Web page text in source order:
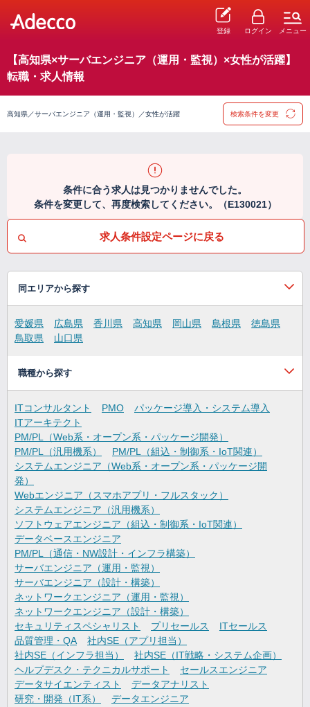
登録 ログイン メニュー
【高知県×サーバエンジニア（運用・監視）×女性が活躍】
転職・求人情報
高知県／サーバエンジニア（運用・監視）／女性が活躍 検索条件を変更
条件に合う求人は見つかりませんでした。
条件を変更して、再度検索してください。（E130021）
求人条件設定ページに戻る
同エリアから探す
愛媛県 広島県 香川県 高知県 岡山県 島根県
徳島県
鳥取県
山口県
職種から探す
ITコンサルタント PMO
パッケージ導入・システム導入
ITアーキテクト
PM/PL（Web系・オープン系・パッケージ開発）
PM/PL（汎用機系）
PM/PL（組込・制御系・IoT関連）
システムエンジニア（Web系・オープン系・パッケージ開
発）
Webエンジニア（スマホアプリ・フルスタック）
システムエンジニア（汎用機系）
ソフトウェアエンジニア（組込・制御系・IoT関連）
データベースエンジニア
PM/PL（通信・NW設計・インフラ構築）
サーバエンジニア（運用・監視）
サーバエンジニア（設計・構築）
ネットワークエンジニア（運用・監視）
ネットワークエンジニア（設計・構築）
セキュリティスペシャリスト
プリセールス
ITセールス
品質管理・QA
社内SE（アプリ担当）
社内SE（インフラ担当）
社内SE（IT戦略・システム企画）
ヘルプデスク・テクニカルサポート
セールスエンジニア
データサイエンティスト
データアナリスト
研究・開発（IT系）
データエンジニア